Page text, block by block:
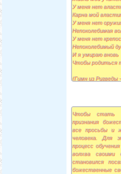
У меня нет
Карна мой
У меня нет
Непоколебимая
У меня нет
Непоколебимый
И я умираю вновь
Чтобы родиться
(Гимн из Ригведы
уничтожаемой
Чтобы стать
признания
все просьбы и
человека. Для
процесс
волхва своими
становился
божественные